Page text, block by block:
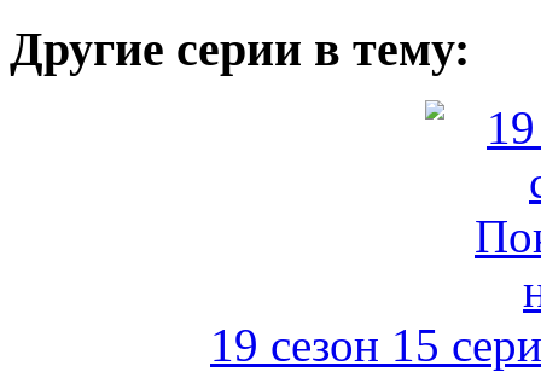
Другие серии в тему:
19 сезон 15